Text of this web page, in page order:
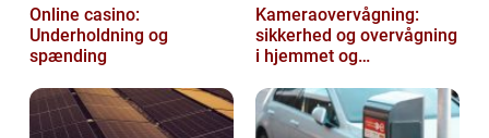
Online casino:
Underholdning og
spænding
Kameraovervågning:
sikkerhed og overvågning
i hjemmet og